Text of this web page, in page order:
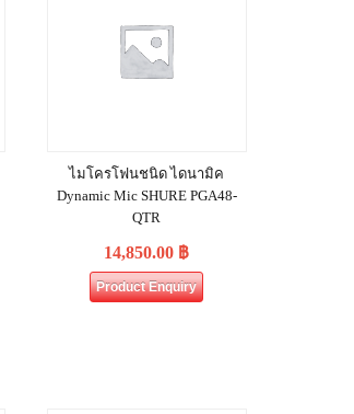
ไมโครโฟนชนิด ไดนามิค
Dynamic Mic SHURE PGA48‐
QTR
14,850.00 ฿
Product Enquiry